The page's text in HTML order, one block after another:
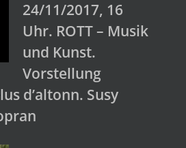
24/11/2017, 16
Uhr. ROTT – Musik
und Kunst.
Vorstellung
d’altonn. Susy